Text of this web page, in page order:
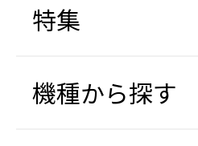
特集
機種から探す